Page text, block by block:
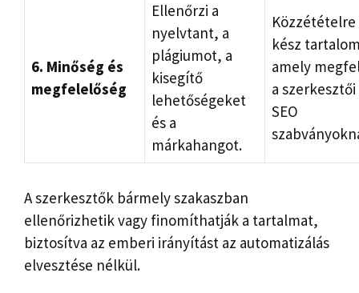
6. Minőség és
megfelelőség
Ellenőrzi a
nyelvtant, a
plágiumot, a
kisegítő
lehetőségeket
és a
márkahangot.
Közzétételre
kész
amely
a szerkesztői
SEO
A szerkesztők bármely szakaszban
ellenőrizhetik vagy finomíthatják a tartalmat,
biztosítva az emberi irányítást az automatizálás
elvesztése nélkül.